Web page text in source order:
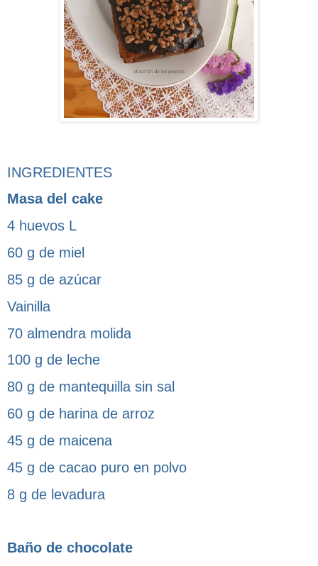
INGREDIENTES
Masa del cake
4 huevos L
60 g de miel
85 g de azúcar
Vainilla
70 almendra molida
100 g de leche
80 g de mantequilla sin sal
60 g de harina de arroz
45 g de maicena
45 g de cacao puro en polvo
8 g de levadura
Baño de chocolate